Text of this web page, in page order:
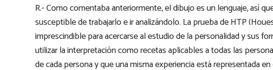
R.- Como comentaba anteriormente, el dibujo es un lenguaje, así
susceptible de trabajarlo e ir analizándolo. La prueba de HTP
imprescindible para acercarse al estudio de la personalidad y sus
utilizar la interpretación como recetas aplicables a todas las
de cada persona y que una misma experiencia está representada